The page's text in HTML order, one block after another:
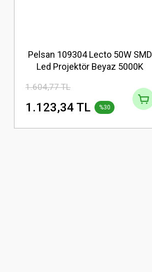
Pelsan 109304 Lecto 50W SMD
Led Projektör Beyaz 5000K
1.604,77 TL
1.123,34 TL %30